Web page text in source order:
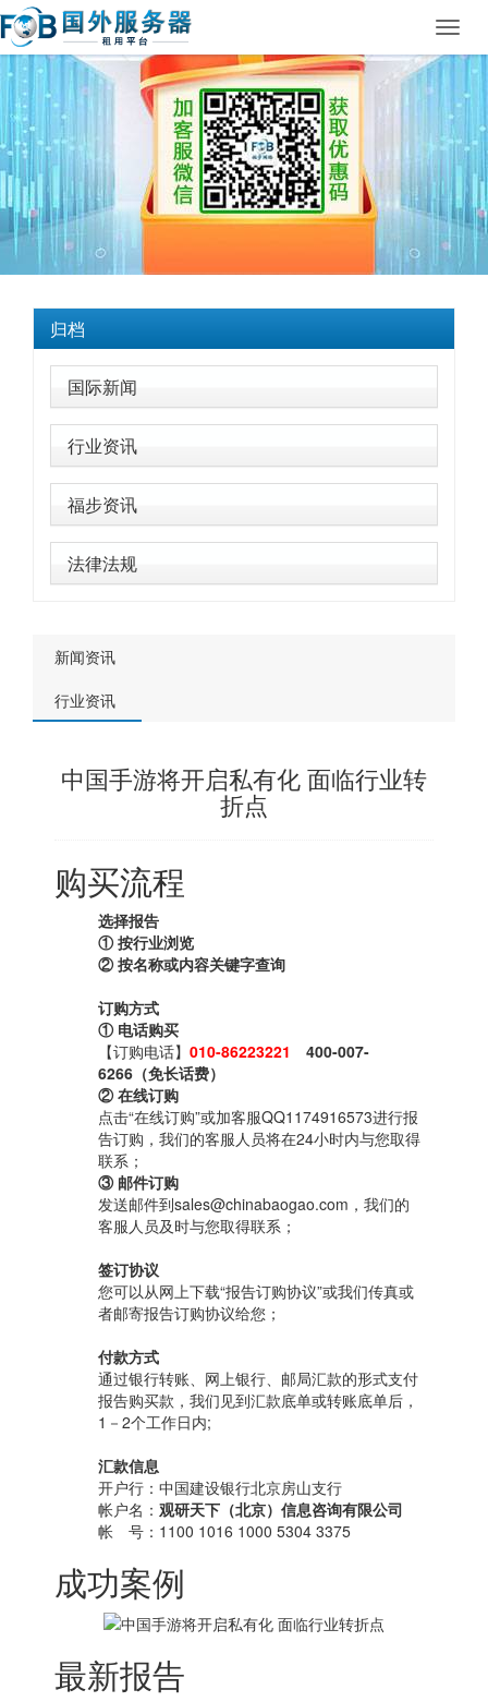
归档
国际新闻
行业资讯
福步资讯
法律法规
新闻资讯
行业资讯
中国手游将开启私有化 面临行业转
折点
购买流程
选择报告
① 按行业浏览
② 按名称或内容关键字查询
订购方式
① 电话购买
【订购电话】 010-86223221 400-007-
6266（免长话费）
② 在线订购
点击“在线订购”或加客服QQ1174916573进行报
告订购，我们的客服人员将在24小时内与您取得
联系；
③ 邮件订购
发送邮件到sales@chinabaogao.com，我们的
客服人员及时与您取得联系；
签订协议
您可以从网上下载“报告订购协议”或我们传真或
者邮寄报告订购协议给您；
付款方式
通过银行转账、网上银行、邮局汇款的形式支付
报告购买款，我们见到汇款底单或转账底单后，
1－2个工作日内;
汇款信息
开户行：中国建设银行北京房山支行
帐户名： 观研天下（北京）信息咨询有限公司
帐 号：1100 1016 1000 5304 3375
成功案例
最新报告